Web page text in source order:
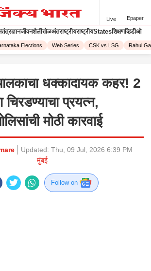
Live Epaper
तंत्रज्ञानजीवनशैलीखेळअंतराष्ट्रीयराष्ट्रीयStatesशिक्षणव्हिडीओ
Elections Web Series CSK vs LSG Rahul
धक्कादायक कहर! 2
चिरडण्याचा प्रयत्न,
मोठी कारवाई
Updated: Thu, 09 Jul, 2026 6:39 PM
मुंबई
Follow on